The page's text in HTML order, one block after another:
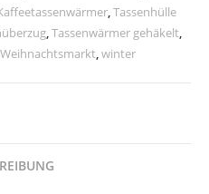
,Tassenhülle
,Tassenwärmer gehäkelt,
Weihnachtsmarkt,winter